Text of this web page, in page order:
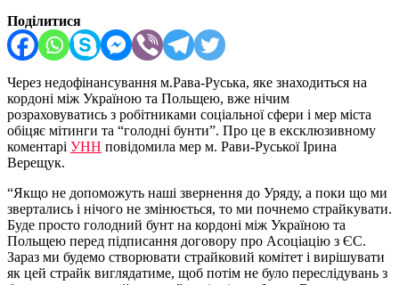
Поділитися
Через недофінансування м.Рава-Руська, яке знаходиться на
кордоні між Україною та Польщею, вже нічим
розраховуватись з робітниками соціальної сфери і мер міста
обіцяє мітинги та “голодні бунти”. Про це в ексклюзивному
коментарі УНН повідомила мер м. Рави-Руської Ірина
Верещук.
“Якщо не допоможуть наші звернення до Уряду, а поки що ми
звертались і нічого не змінюється, то ми почнемо страйкувати.
Буде просто голодний бунт на кордоні між Україною та
Польщею перед підписання договору про Асоціацію з ЄС.
Зараз ми будемо створювати страйковий комітет і вирішувати
як цей страйк виглядатиме, щоб потім не було переслідувань з